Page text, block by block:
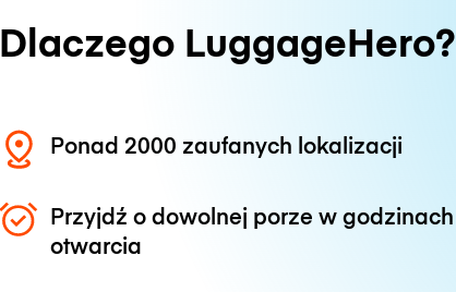
Dlaczego LuggageHero?
Ponad 2000 zaufanych lokalizacji
Przyjdź o dowolnej porze w godzinach
otwarcia